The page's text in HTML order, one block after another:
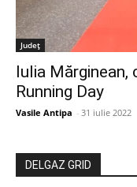
Judeţ
Iulia Mărginean,
Running Day
Vasile Antipa - 31 iulie 2022
DELGAZ GRID